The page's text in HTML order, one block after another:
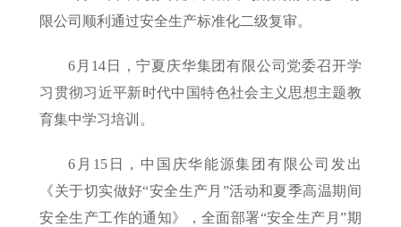
限公司顺利通过安全生产标准化二级复审。
6月14日，宁夏庆华集团有限公司党委召开学
习贯彻习近平新时代中国特色社会主义思想主题教
育集中学习培训。
6月15日，中国庆华能源集团有限公司发出
《关于切实做好“安全生产月”活动和夏季高温期间
安全生产工作的通知》，全面部署“安全生产月”期